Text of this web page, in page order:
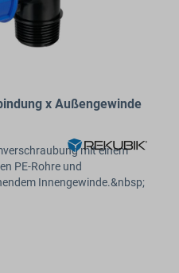
x Außengewinde
mit einem
PE-Rohre und
Innengewinde.&nbsp;